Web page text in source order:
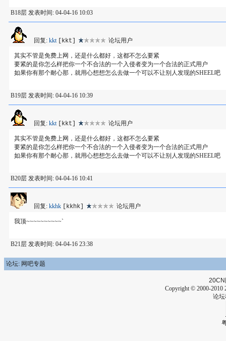
B18层 发表时间: 04-04-16 10:03
回复: kkt [kkt] 论坛用户
其实不管是免费上网，还是什么都好，这都不怎么要紧
要紧的是你怎么样把你一个不合法的一个入侵者变为一个合法的正式用户
如果你有那个耐心那，就用心想想怎么去做一个可以不让别人发现的SHEEL吧
B19层 发表时间: 04-04-16 10:39
回复: kkt [kkt] 论坛用户
其实不管是免费上网，还是什么都好，这都不怎么要紧
要紧的是你怎么样把你一个不合法的一个入侵者变为一个合法的正式用户
如果你有那个耐心那，就用心想想怎么去做一个可以不让别人发现的SHEEL吧
B20层 发表时间: 04-04-16 10:41
回复: kkhk [kkhk] 论坛用户
我顶~~~~~~~~~~`
B21层 发表时间: 04-04-16 23:38
论坛: 网吧专题
20CN
Copyright © 2000-2010
论